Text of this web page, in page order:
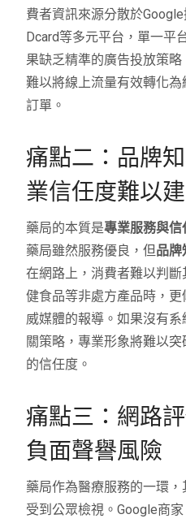
費者資訊來源分散於
Dcard等多元平台，單一平
果缺乏精準的廣告投放策略
難以將線上流量有效轉化
訂單。
痛點二：品牌
業信任度難以
藥局的本質是專業服務與信
藥局雖然服務優良，但品牌
在網路上，消費者難以判
健食品等非處方產品時，
威媒體的報導。如果沒有
關策略，專業形象將難以
的信任度。
痛點三：網路
負面聲譽風險
藥局作為醫療服務的一環
受到公眾檢視。Google商